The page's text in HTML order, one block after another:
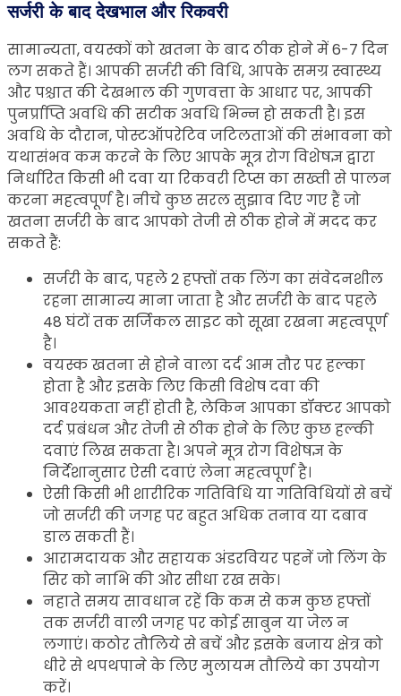
सर्जरी के बाद देखभाल और रिकवरी
सामान्यता, वयस्कों को खतना के बाद ठीक होने में 6-7 दिन
लग सकते हैं। आपकी सर्जरी की विधि, आपके समग्र स्वास्थ्य
और पश्चात की देखभाल की गुणवत्ता के आधार पर, आपकी
पुनर्प्राप्ति अवधि की सटीक अवधि भिन्न हो सकती है। इस
अवधि के दौरान, पोस्टऑपरेटिव जटिलताओं की संभावना को
यथासंभव कम करने के लिए आपके मूत्र रोग विशेषज्ञ द्वारा
निर्धारित किसी भी दवा या रिकवरी टिप्स का सख्ती से पालन
करना महत्वपूर्ण है। नीचे कुछ सरल सुझाव दिए गए हैं जो
खतना सर्जरी के बाद आपको तेजी से ठीक होने में मदद कर
सकते हैं:
सर्जरी के बाद, पहले 2 हफ्तों तक लिंग का संवेदनशील
रहना सामान्य माना जाता है और सर्जरी के बाद पहले
48 घंटों तक सर्जिकल साइट को सूखा रखना महत्वपूर्ण
है।
वयस्क खतना से होने वाला दर्द आम तौर पर हल्का
होता है और इसके लिए किसी विशेष दवा की
आवश्यकता नहीं होती है, लेकिन आपका डॉक्टर आपको
दर्द प्रबंधन और तेजी से ठीक होने के लिए कुछ हल्की
दवाएं लिख सकता है। अपने मूत्र रोग विशेषज्ञ के
निर्देशानुसार ऐसी दवाएं लेना महत्वपूर्ण है।
ऐसी किसी भी शारीरिक गतिविधि या गतिविधियों से बचें
जो सर्जरी की जगह पर बहुत अधिक तनाव या दबाव
डाल सकती हैं।
आरामदायक और सहायक अंडरवियर पहनें जो लिंग के
सिर को नाभि की ओर सीधा रख सके।
नहाते समय सावधान रहें कि कम से कम कुछ हफ्तों
तक सर्जरी वाली जगह पर कोई साबुन या जेल न
लगाएं। कठोर तौलिये से बचें और इसके बजाय क्षेत्र को
धीरे से थपथपाने के लिए मुलायम तौलिये का उपयोग
करें।